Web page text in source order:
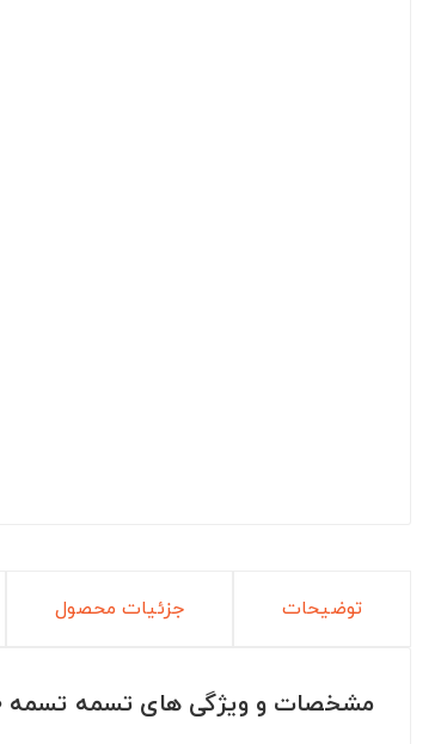
توضیحات جزئیات محصول
مشخصات و ویژگی های تسمه تسمه 5V530